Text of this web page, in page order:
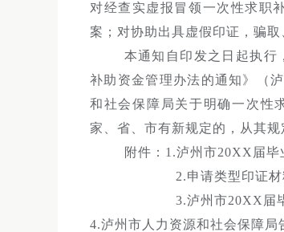
对经查实虚报冒领一次性求职
案；对协助出具虚假印证，骗
本通知自印发之日起执行
补助资金管理办法的通知》（
和社会保障局关于明确一次性
家、省、市有新规定的，从其规
附件：1.泸州市20XX届
2.申请类型印证
3.泸州市20XX届
4.泸州市人力资源和社会保障